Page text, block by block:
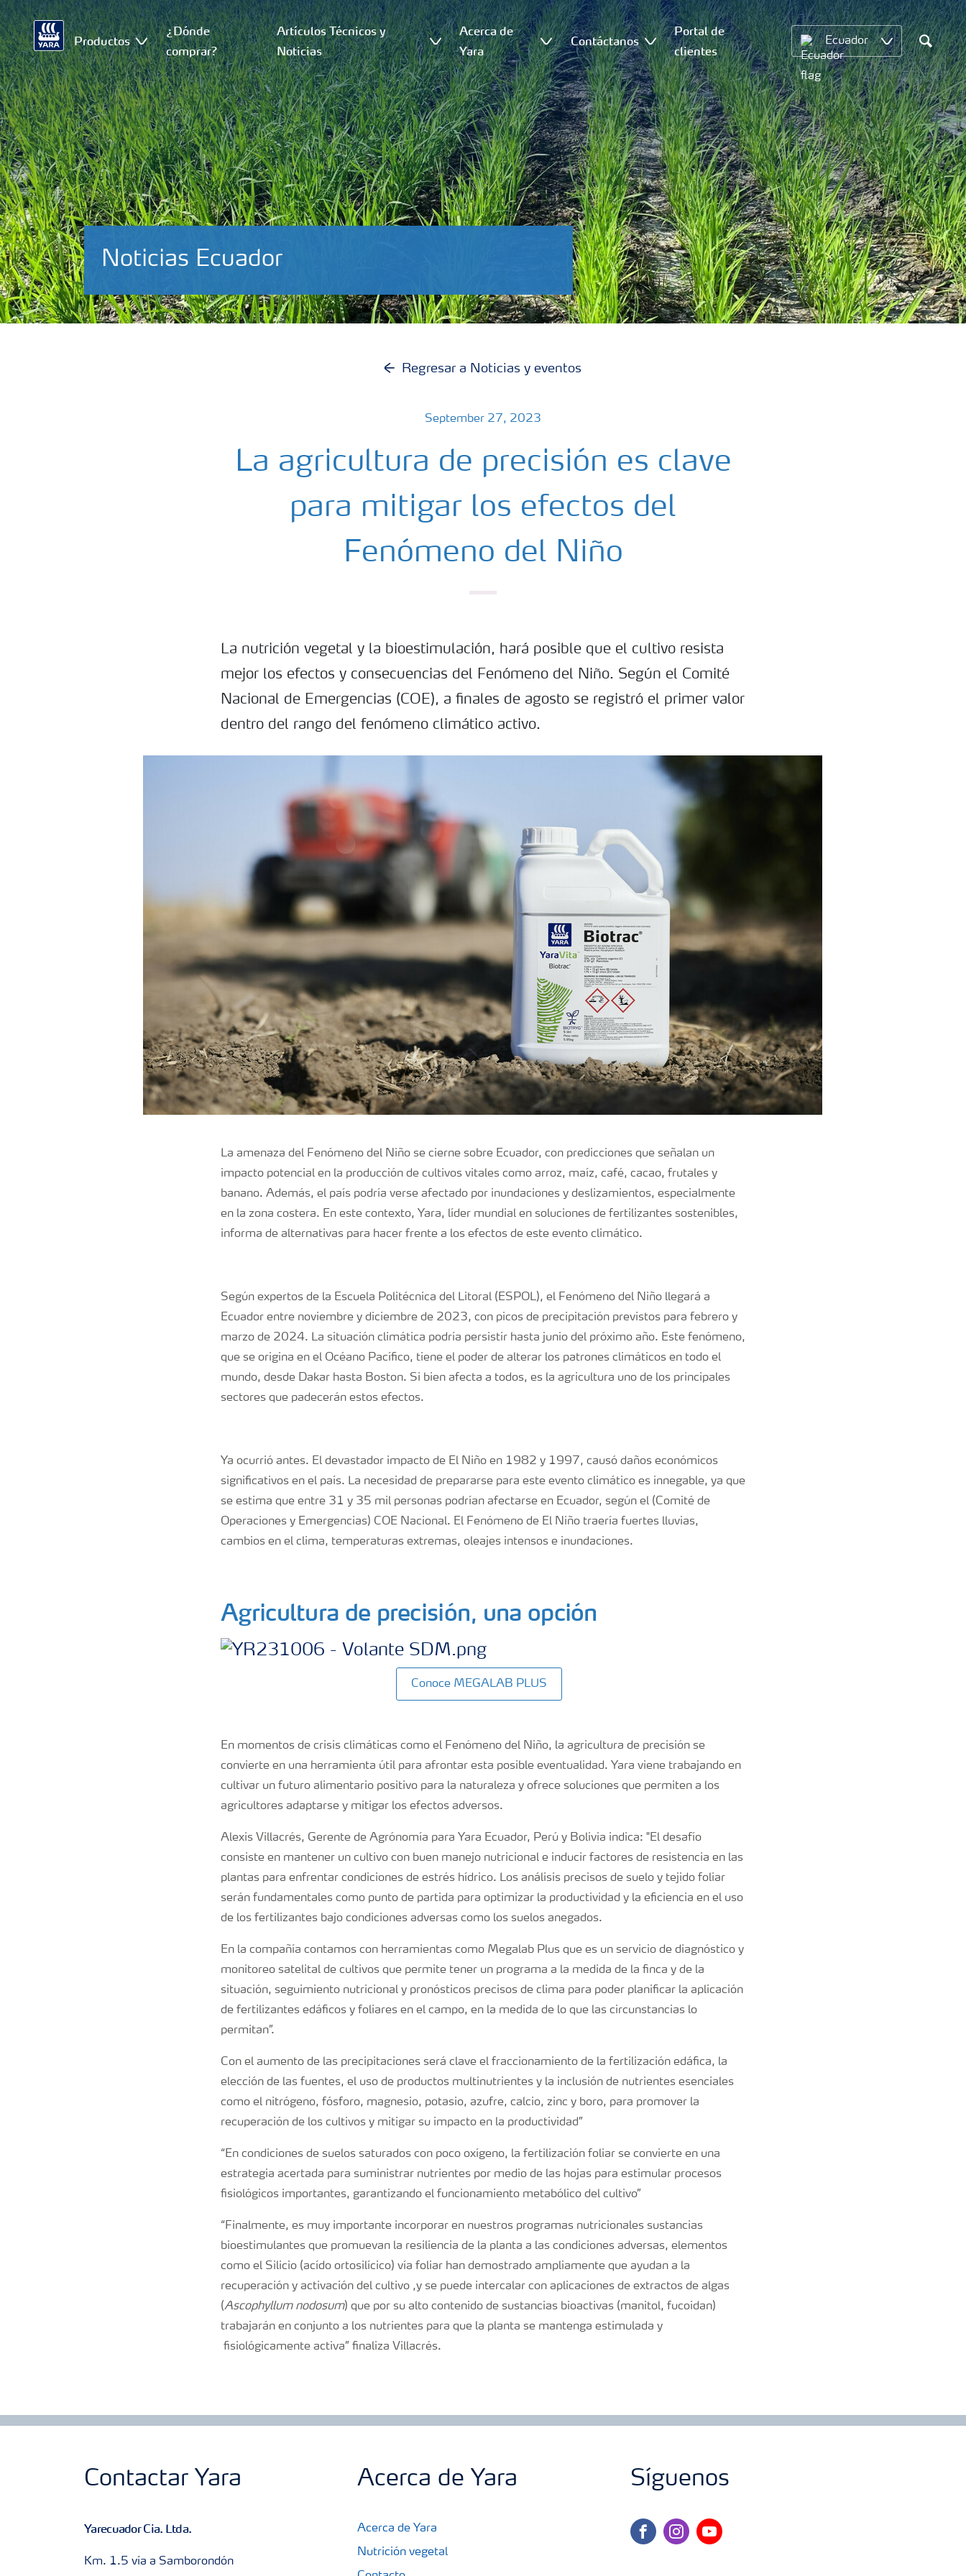
Productos
¿Dónde
comprar?
Artículos Técnicos y
Noticias
Acerca de
Yara
Contáctanos
Portal de
clientes
Ecuador
Search
Noticias Ecuador
Regresar a Noticias y eventos
September 27, 2023
La agricultura de precisión es clave
para mitigar los efectos del
Fenómeno del Niño
La nutrición vegetal y la bioestimulación, hará posible que el cultivo resista
mejor los efectos y consecuencias del Fenómeno del Niño. Según el Comité
Nacional de Emergencias (COE), a finales de agosto se registró el primer valor
dentro del rango del fenómeno climático activo.
La amenaza del Fenómeno del Niño se cierne sobre Ecuador, con predicciones que señalan un
impacto potencial en la producción de cultivos vitales como arroz, maíz, café, cacao, frutales y
banano. Además, el país podría verse afectado por inundaciones y deslizamientos, especialmente
en la zona costera. En este contexto, Yara, líder mundial en soluciones de fertilizantes sostenibles,
informa de alternativas para hacer frente a los efectos de este evento climático.
Según expertos de la Escuela Politécnica del Litoral (ESPOL), el Fenómeno del Niño llegará a
Ecuador entre noviembre y diciembre de 2023, con picos de precipitación previstos para febrero y
marzo de 2024. La situación climática podría persistir hasta junio del próximo año. Este fenómeno,
que se origina en el Océano Pacífico, tiene el poder de alterar los patrones climáticos en todo el
mundo, desde Dakar hasta Boston. Si bien afecta a todos, es la agricultura uno de los principales
sectores que padecerán estos efectos.
Ya ocurrió antes. El devastador impacto de El Niño en 1982 y 1997, causó daños económicos
significativos en el país. La necesidad de prepararse para este evento climático es innegable, ya que
se estima que entre 31 y 35 mil personas podrían afectarse en Ecuador, según el (Comité de
Operaciones y Emergencias) COE Nacional. El Fenómeno de El Niño traería fuertes lluvias,
cambios en el clima, temperaturas extremas, oleajes intensos e inundaciones.
Agricultura de precisión, una opción
Conoce MEGALAB PLUS
En momentos de crisis climáticas como el Fenómeno del Niño, la agricultura de precisión se
convierte en una herramienta útil para afrontar esta posible eventualidad. Yara viene trabajando en
cultivar un futuro alimentario positivo para la naturaleza y ofrece soluciones que permiten a los
agricultores adaptarse y mitigar los efectos adversos.
Alexis Villacrés, Gerente de Agrónomía para Yara Ecuador, Perú y Bolivia indica: "El desafío
consiste en mantener un cultivo con buen manejo nutricional e inducir factores de resistencia en las
plantas para enfrentar condiciones de estrés hídrico. Los análisis precisos de suelo y tejido foliar
serán fundamentales como punto de partida para optimizar la productividad y la eficiencia en el uso
de los fertilizantes bajo condiciones adversas como los suelos anegados.
En la compañía contamos con herramientas como Megalab Plus que es un servicio de diagnóstico y
monitoreo satelital de cultivos que permite tener un programa a la medida de la finca y de la
situación, seguimiento nutricional y pronósticos precisos de clima para poder planificar la aplicación
de fertilizantes edáficos y foliares en el campo, en la medida de lo que las circunstancias lo
permitan”.
Con el aumento de las precipitaciones será clave el fraccionamiento de la fertilización edáfica, la
elección de las fuentes, el uso de productos multinutrientes y la inclusión de nutrientes esenciales
como el nitrógeno, fósforo, magnesio, potasio, azufre, calcio, zinc y boro, para promover la
recuperación de los cultivos y mitigar su impacto en la productividad”
“En condiciones de suelos saturados con poco oxígeno, la fertilización foliar se convierte en una
estrategia acertada para suministrar nutrientes por medio de las hojas para estimular procesos
fisiológicos importantes, garantizando el funcionamiento metabólico del cultivo”
“Finalmente, es muy importante incorporar en nuestros programas nutricionales sustancias
bioestimulantes que promuevan la resiliencia de la planta a las condiciones adversas, elementos
como el Silicio (acído ortosilícico) vía foliar han demostrado ampliamente que ayudan a la
recuperación y activación del cultivo ,y se puede intercalar con aplicaciones de extractos de algas
(Ascophyllum nodosum) que por su alto contenido de sustancias bioactivas (manitol, fucoidan)
trabajarán en conjunto a los nutrientes para que la planta se mantenga estimulada y
fisiológicamente activa” finaliza Villacrés.
Contactar Yara
Yarecuador Cia. Ltda.
Km. 1.5 vía a Samborondón
Acerca de Yara
Acerca de Yara
Nutrición vegetal
Síguenos
facebookinstagram
youtube